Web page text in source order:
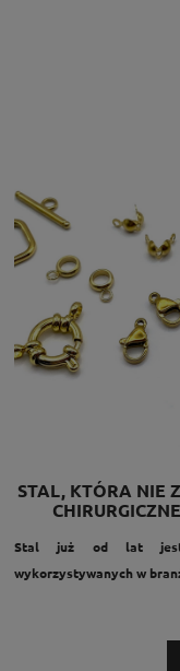
STAL, KTÓRA NIE
Stal już od lat jest
wykorzystywanych w